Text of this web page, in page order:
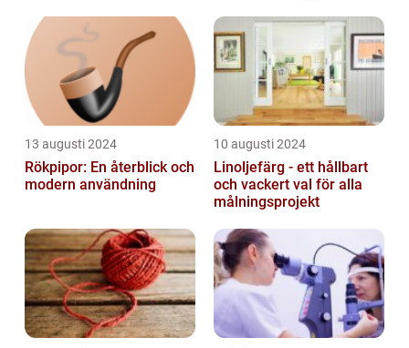
13 augusti 2024
Rökpipor: En återblick och
modern användning
10 augusti 2024
Linoljefärg - ett hållbart
och vackert val för alla
målningsprojekt